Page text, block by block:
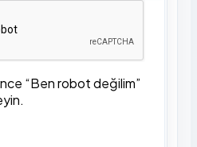
“Ben robot değilim”